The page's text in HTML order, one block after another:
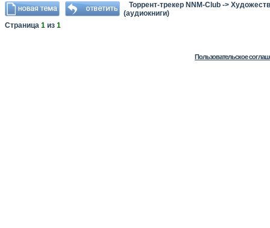
Торрент-трекер NNM-Club ->
(аудиокниги)
Страница 1 из 1
Пользовательское